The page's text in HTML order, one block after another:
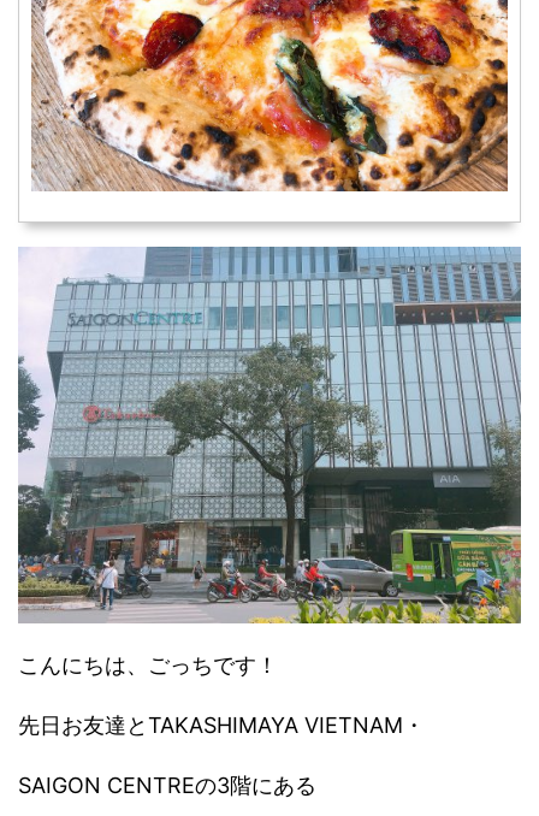
こんにちは、ごっちです！
先日お友達とTAKASHIMAYA VIETNAM・
SAIGON CENTREの3階にある